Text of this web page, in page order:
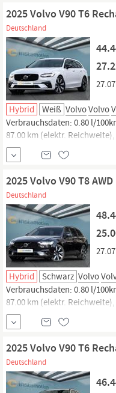
2025 Volvo V90 T6
Deutschland
Hybrid Weiß VolvoVolvo
Verbrauchsdaten: 0.80 l/
87.00 km (elektr.
und. Jetzt bei instamotion
Nur geprüfte Fahrzeuge mit
2025 Volvo V90 T8 AWD
Deutschland
Hybrid Schwarz Volvo
Verbrauchsdaten: 0.80 l/
87.00 km (elektr.
und. Jetzt bei instamotion
Nur geprüfte Fahrzeuge mit
2025 Volvo V90 T6
Deutschland